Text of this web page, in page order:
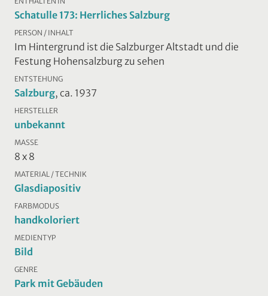
Schatulle 173: Herrliches Salzburg
PERSON / INHALT
Im Hintergrund ist die Salzburger Altstadt und die
Festung Hohensalzburg zu sehen
ENTSTEHUNG
Salzburg, ca. 1937
HERSTELLER
unbekannt
MASSE
8 x 8
MATERIAL / TECHNIK
Glasdiapositiv
FARBMODUS
handkoloriert
MEDIENTYP
Bild
GENRE
Park mit Gebäuden